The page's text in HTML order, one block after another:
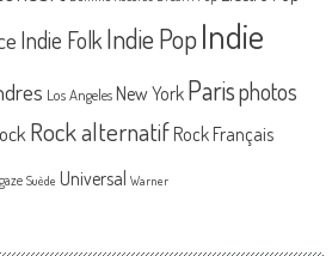
Indie Folk Indie PopIndie
Los Angeles New York Parisphotos
Rock alternatif Rock Français
Suède Universal Warner